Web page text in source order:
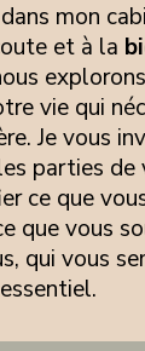
mon
et à la
vie qui
Je vous
parties de
ce que
que vous
qui vous
essentiel.